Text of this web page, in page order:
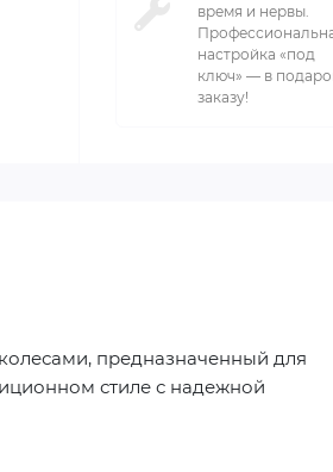
время и нервы.
настройка «под
ключ» — в
заказу!
предназначенный для
стиле с надежной